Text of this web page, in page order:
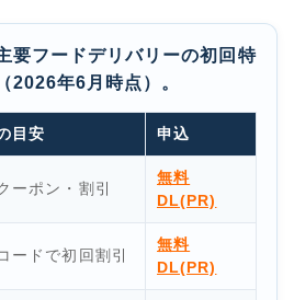
要フードデリバリーの初回特
2026年6月時点）。
目安 申込
ーポン・割引
無料
DL(PR)
ードで初回割引
無料
DL(PR)